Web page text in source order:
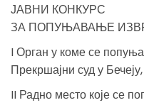
ЈАВНИ КОНКУРС
ЗА ПОПУЊАВАЊЕ
I Орган у коме се
Прекршајни суд у
II Радно место које се